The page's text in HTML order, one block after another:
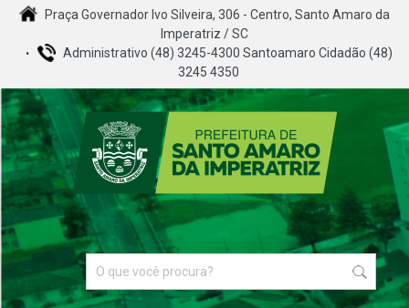
Praça Governador Ivo Silveira, 306 - Centro, Santo Amaro da
Imperatriz / SC
Administrativo (48) 3245-4300 Santoamaro Cidadão (48)
3245 4350